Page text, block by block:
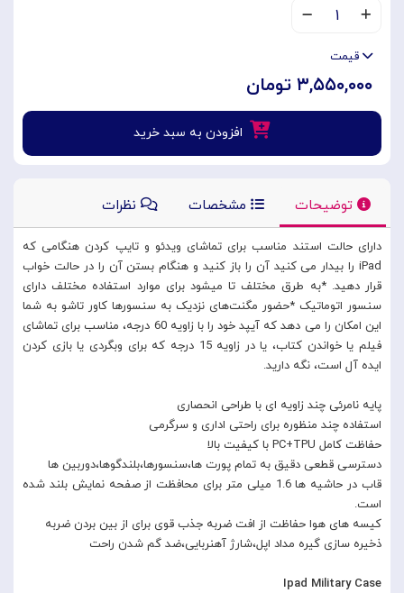
۱
قیمت
۳,۵۵۰,۰۰۰ تومان
افزودن به سبد خرید
توضیحات مشخصات نظرات
دارای حالت استند مناسب برای تماشای ویدئو و تایپ کردن هنگامی که
iPad را بیدار می کنید آن را باز کنید و هنگام بستن آن را در حالت خواب
قرار دهید. *به طرق مختلف تا میشود برای موارد استفاده مختلف دارای
سنسور اتوماتیک *حضور مگنت‌های نزدیک به سنسورها کاور تاشو به شما
این امکان را می دهد که آیپد خود را با زاویه 60 درجه، مناسب برای تماشای
فیلم یا خواندن کتاب، یا در زاویه 15 درجه که برای وبگردی یا بازی کردن
ایده آل است، نگه دارید.
پایه نامرئی چند زاویه ای با طراحی انحصاری
استفاده چند منظوره برای راحتی اداری و سرگرمی
حفاظت کامل PC+TPU با کیفیت بالا
دسترسی قطعی دقیق به تمام پورت ها،سنسورها،بلندگوها،دوربین ها
قاب در حاشیه ها 1.6 میلی متر برای محافظت از صفحه نمایش بلند شده
است.
کیسه های هوا حفاظت از افت ضربه جذب قوی برای از بین بردن ضربه
ذخیره سازی گیره مداد اپل،شارژ آهنربایی،ضد گم شدن راحت
Ipad Military Case